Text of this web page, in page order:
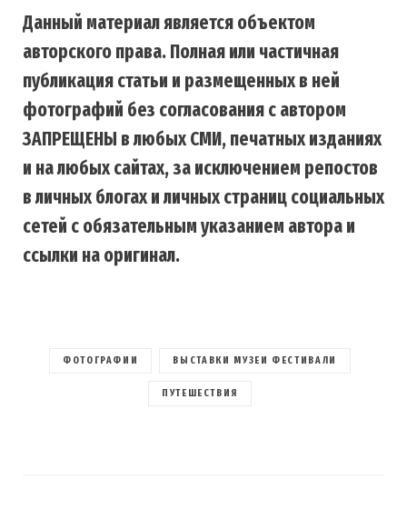
Данный материал является объектом
авторского права. Полная или частичная
публикация статьи и размещенных в ней
фотографий без согласования с автором
ЗАПРЕЩЕНЫ в любых СМИ, печатных изданиях
и на любых сайтах, за исключением репостов
в личных блогах и личных страниц социальных
сетей с обязательным указанием автора и
ссылки на оригинал.
ФОТОГРАФИИ ВЫСТАВКИ МУЗЕИ ФЕСТИВАЛИ
ПУТЕШЕСТВИЯ